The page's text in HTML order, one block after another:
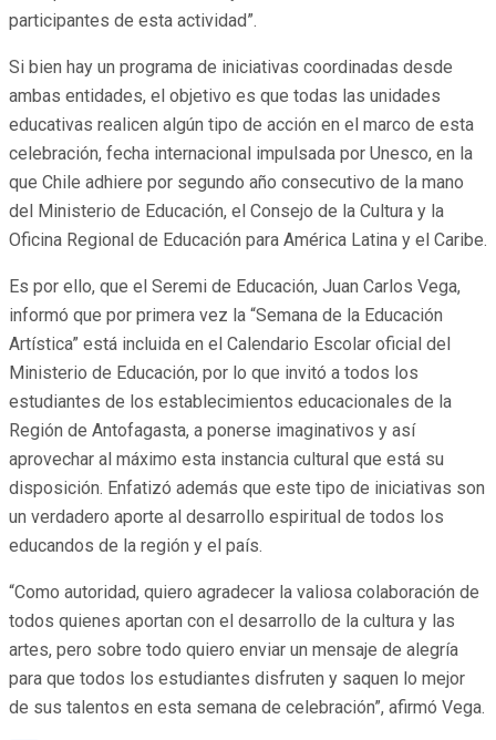
participantes de esta actividad”.
Si bien hay un programa de iniciativas coordinadas desde
ambas entidades, el objetivo es que todas las unidades
educativas realicen algún tipo de acción en el marco de esta
celebración, fecha internacional impulsada por Unesco, en la
que Chile adhiere por segundo año consecutivo de la mano
del Ministerio de Educación, el Consejo de la Cultura y la
Oficina Regional de Educación para América Latina y el Caribe.
Es por ello, que el Seremi de Educación, Juan Carlos Vega,
informó que por primera vez la “Semana de la Educación
Artística” está incluida en el Calendario Escolar oficial del
Ministerio de Educación, por lo que invitó a todos los
estudiantes de los establecimientos educacionales de la
Región de Antofagasta, a ponerse imaginativos y así
aprovechar al máximo esta instancia cultural que está su
disposición. Enfatizó además que este tipo de iniciativas son
un verdadero aporte al desarrollo espiritual de todos los
educandos de la región y el país.
“Como autoridad, quiero agradecer la valiosa colaboración de
todos quienes aportan con el desarrollo de la cultura y las
artes, pero sobre todo quiero enviar un mensaje de alegría
para que todos los estudiantes disfruten y saquen lo mejor
de sus talentos en esta semana de celebración”, afirmó Vega.